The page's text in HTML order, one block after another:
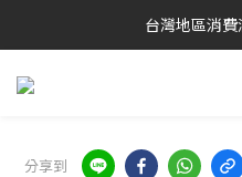
台灣地區消
分享到